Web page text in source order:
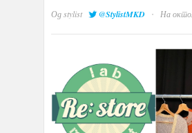
Одstylist @StylistMKD · На